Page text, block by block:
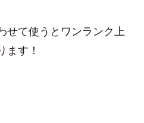
せて使うとワンランク上
ます！